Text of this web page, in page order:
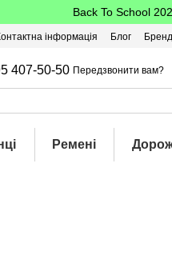
Back To School
інформація Блог
407-50-50 Передзвонити вам?
Ремені